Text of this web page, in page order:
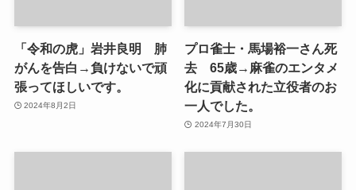
「令和の虎」岩井良明 肺
がんを告白→負けないで頑
張ってほしいです。
2024年8月2日
プロ雀士・馬場裕一さん死
去 65歳→麻雀のエンタメ
化に貢献された立役者のお
一人でした。
2024年7月30日